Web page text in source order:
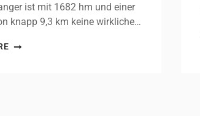
ist mit 1682 hm und einer
knapp 9,3 km keine wirkliche…